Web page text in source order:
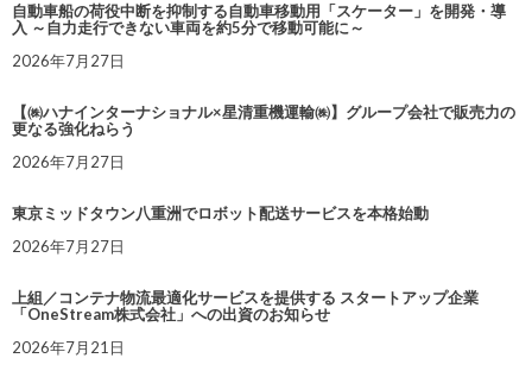
自動車船の荷役中断を抑制する自動車移動用「スケーター」を開発・導
入 ～自力走行できない車両を約5分で移動可能に～
2026年7月27日
【㈱ハナインターナショナル×星清重機運輸㈱】グループ会社で販売力の
更なる強化ねらう
2026年7月27日
東京ミッドタウン八重洲でロボット配送サービスを本格始動
2026年7月27日
上組／コンテナ物流最適化サービスを提供する スタートアップ企業
「OneStream株式会社」への出資のお知らせ
2026年7月21日